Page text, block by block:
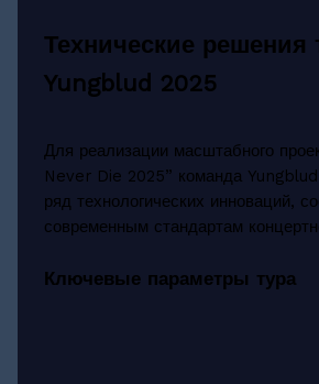
Технические решения
Yungblud 2025
Для реализации масштабного
Never Die 2025” команда Yungblud
ряд технологических инноваций,
современным стандартам
Ключевые параметры тура